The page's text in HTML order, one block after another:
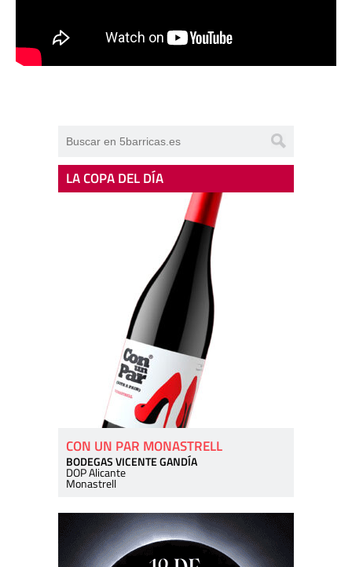
LA COPA DEL DÍA
CON UN PAR MONASTRELL
BODEGAS VICENTE GANDÍA
DOP Alicante
Monastrell